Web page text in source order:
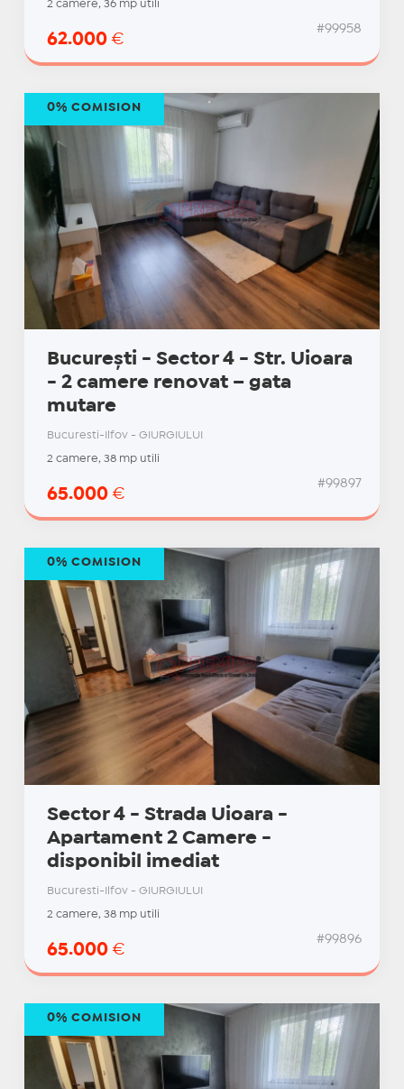
2 camere, 36 mp utili
62.000 €
#99958
București - Sector 4 - Str. Uioara
- 2 camere renovat – gata
mutare
Bucuresti-Ilfov - GIURGIULUI
2 camere, 38 mp utili
65.000 €
#99897
0% COMISION
Sector 4 - Strada Uioara -
Apartament 2 Camere -
disponibil imediat
Bucuresti-Ilfov - GIURGIULUI
2 camere, 38 mp utili
65.000 €
#99896
0% COMISION
0% COMISION